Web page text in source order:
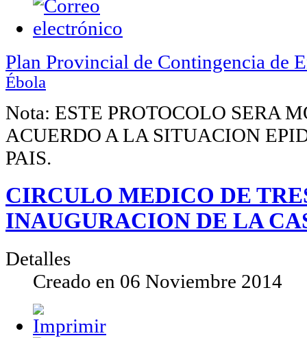
Plan Provincial de Contingencia de
Ébola
Nota: ESTE PROTOCOLO SERA
ACUERDO A LA SITUACION
PAIS.
CIRCULO MEDICO DE
INAUGURACION DE LA
Detalles
Creado en 06 Noviembre 2014